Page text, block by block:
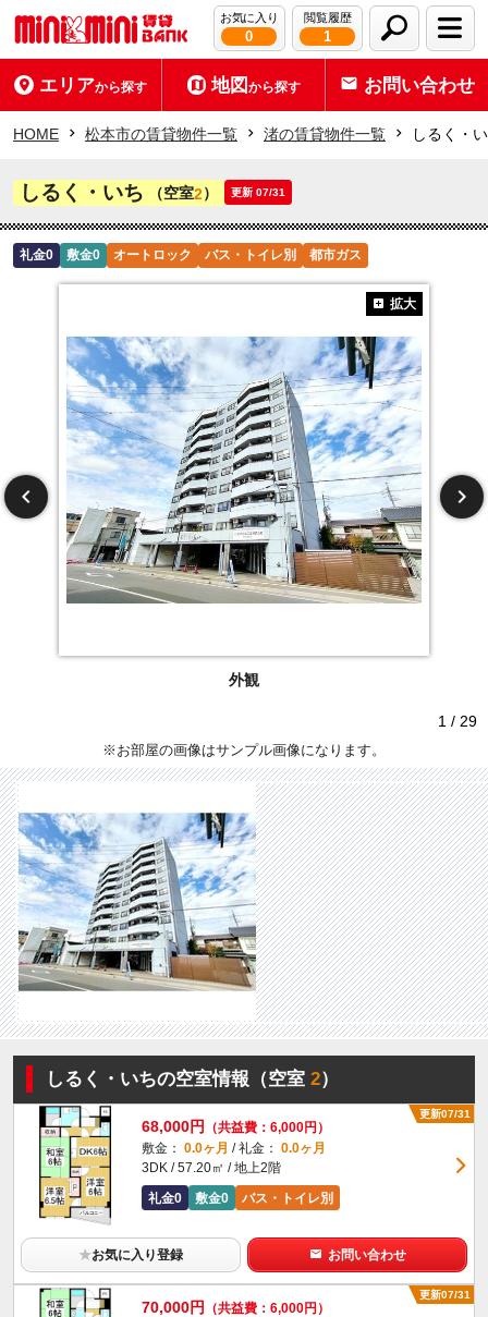
お気に入り
0
閲覧履歴
1
エリアから探す 地図から探す お問い合わせ
HOME 松本市の賃貸物件一覧 渚の賃貸物件一覧 しるく・
しるく・いち （空室2） 更新 07/31
礼金0 敷金0 オートロック バス・トイレ別 都市ガス
外観
拡大
1 / 29
※お部屋の画像はサンプル画像になります。
しるく・いちの空室情報（空室2）
更新07/31
68,000円
（共益費：6,000円）
敷金： 0.0ヶ月 / 礼金： 0.0ヶ月
3DK / 57.20㎡ / 地上2階
礼金0
敷金0 バス・トイレ別
★お気に入り登録 お問い合わせ
更新07/31
70,000円
（共益費：6,000円）